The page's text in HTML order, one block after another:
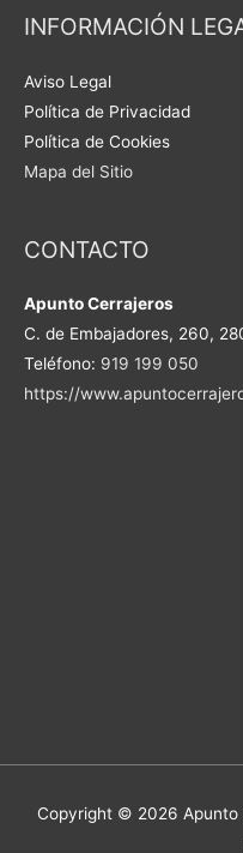
INFORMACIÓN
Aviso Legal
Política de Privacidad
Política de Cookies
Mapa del Sitio
CONTACTO
Apunto Cerrajeros
C. de Embajadores, 260,
Teléfono: 919 199 050
https://
Copyright © 2026 Apunto